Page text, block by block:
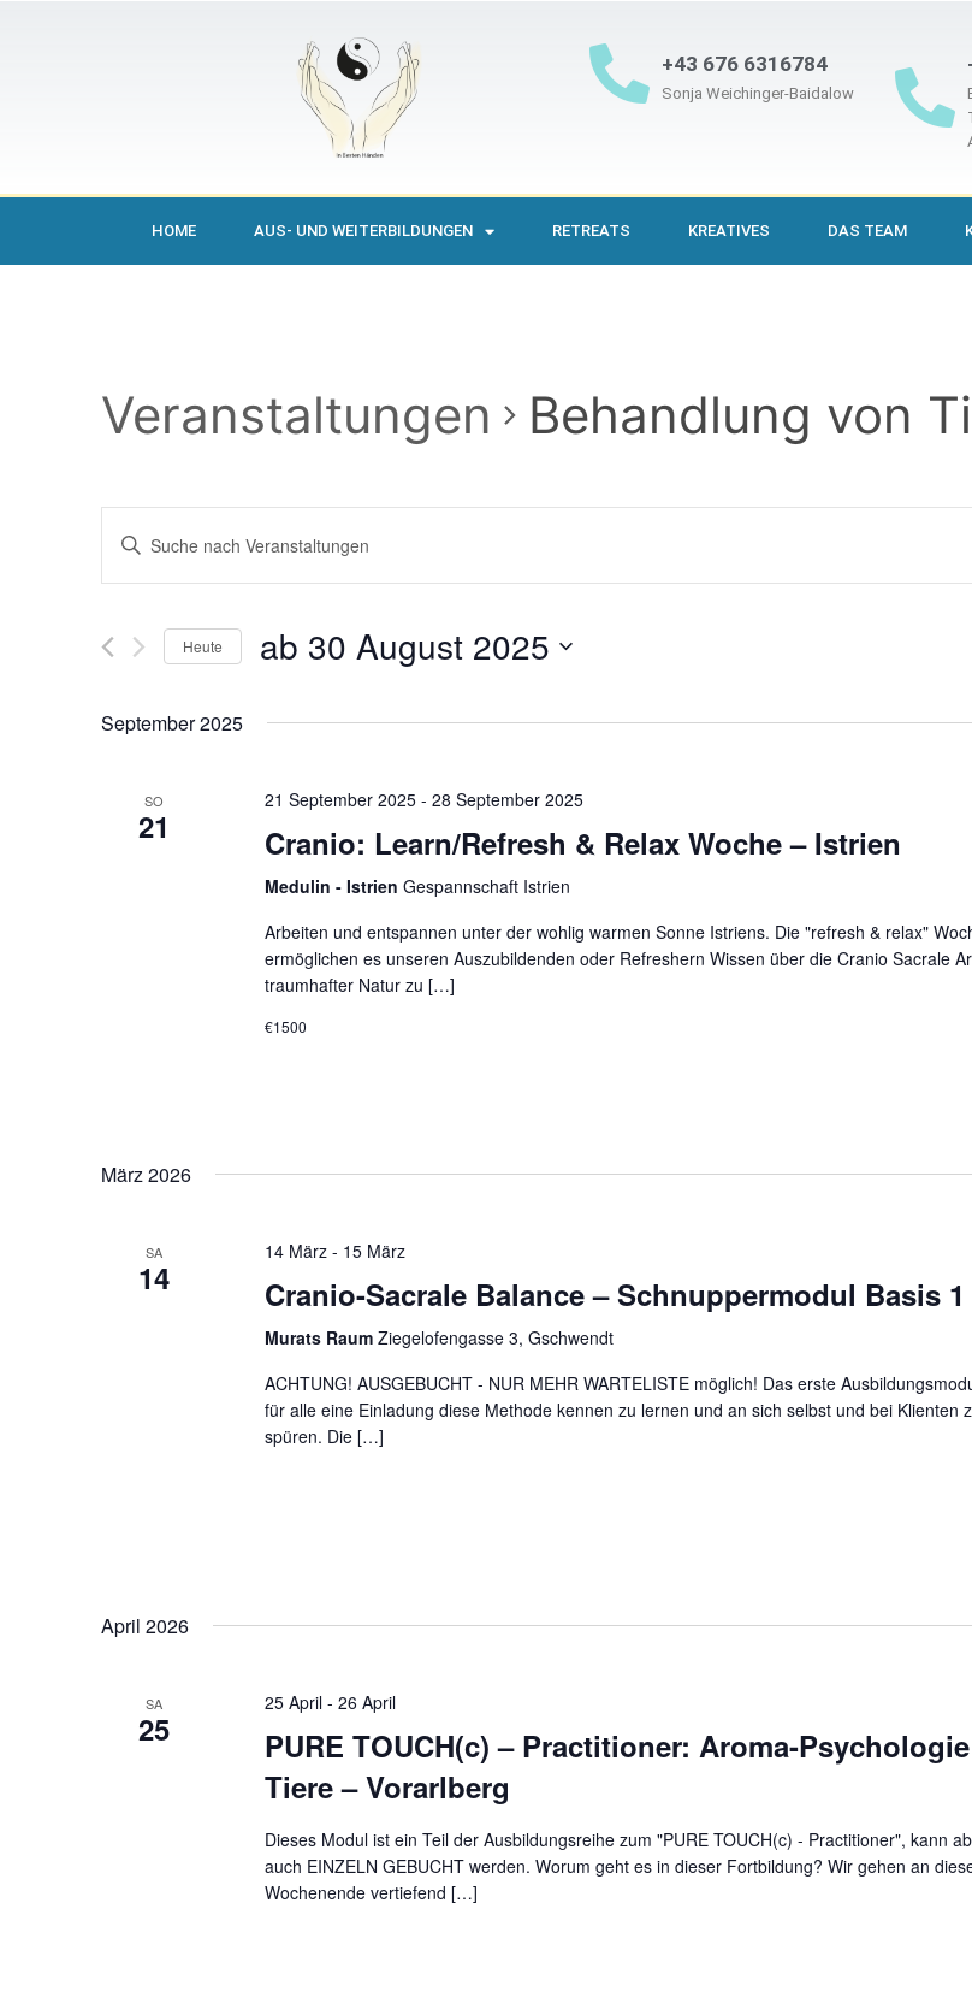
+43 676 6316784
Sonja Weichinger-Baidalow
HOME AUS- UND WEITERBILDUNGEN RETREATS KREATIVES DAS TEAM
Veranstaltungen Behandlung von
Veranstaltungen
Suche
und
Ansichten,
Navigation
Bitte
Schlüsselwort
Suche
Schlüsselwort.
Heute ab 30 August 2025
September 2025
SO
21
21 September 2025- 28 September 2025
Cranio: Learn/Refresh & Relax Woche – Istrien
Medulin - Istrien Gespannschaft Istrien
Arbeiten und entspannen unter der wohlig warmen Sonne Istriens. Die "refresh & relax"
ermöglichen es unseren Auszubildenden oder Refreshern Wissen über die Cranio Sacrale
traumhafter Natur zu […]
€1500
März 2026
SA
14
14 März- 15 März
Cranio-Sacrale Balance – Schnuppermodul Basis 1
Murats Raum Ziegelofengasse 3, Gschwendt
ACHTUNG! AUSGEBUCHT - NUR MEHR WARTELISTE möglich! Das erste
für alle eine Einladung diese Methode kennen zu lernen und an sich selbst und bei Klienten
spüren. Die […]
April 2026
SA
25
25 April- 26 April
PURE TOUCH(c) – Practitioner: Aroma-
Tiere – Vorarlberg
Dieses Modul ist ein Teil der Ausbildungsreihe zum "PURE TOUCH(c) - Practitioner", kann
auch EINZELN GEBUCHT werden. Worum geht es in dieser Fortbildung? Wir gehen an
Wochenende vertiefend […]